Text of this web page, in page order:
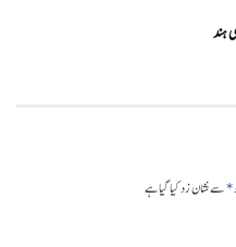
ہند
*سے نشان زد کیا گیا ہے